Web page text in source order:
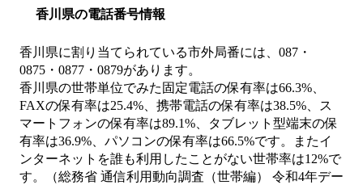
香川県の電話番号情報
香川県に割り当てられている市外局番には、087・
0875・0877・0879があります。
香川県の世帯単位でみた固定電話の保有率は66.3%、
FAXの保有率は25.4%、携帯電話の保有率は38.5%、ス
マートフォンの保有率は89.1%、タブレット型端末の保
有率は36.9%、パソコンの保有率は66.5%です。またイ
ンターネットを誰も利用したことがない世帯率は12%で
す。（総務省 通信利用動向調査（世帯編） 令和4年デー